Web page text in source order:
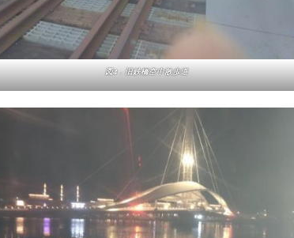
図4．旧鉄橋空中散歩道